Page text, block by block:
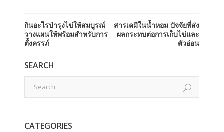
กินอะไรบํารุงไข่ให้สมบูรณ์
วางแผนให้พร้อมสำหรับการ
ตั้งครรภ์
สารเคมีในน้ำหอม ปัจจัยที่ส่ง
ผลกระทบต่อการเก็บไข่และ
ตัวอ่อน
SEARCH
CATEGORIES